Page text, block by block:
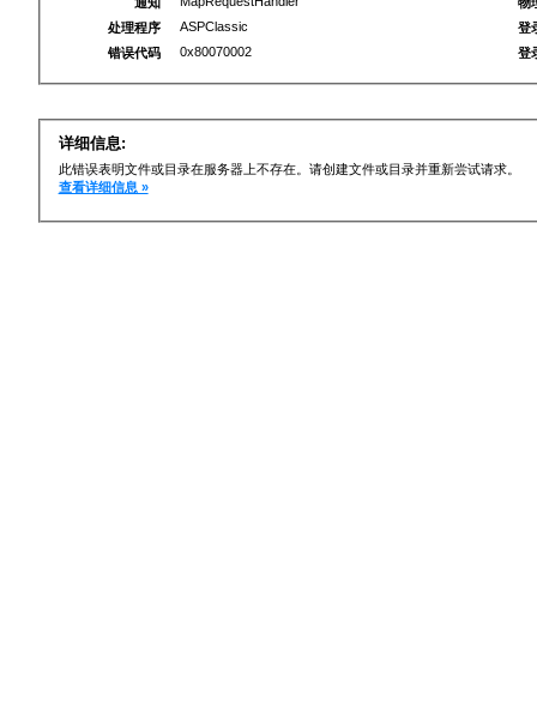
处理程序
ASPClassic
错误代码
0x80070002
登
登
详细信息:
此错误表明文件或目录在服务器上不存在。请创建文件或目录并重新尝试请求。
查看详细信息 »